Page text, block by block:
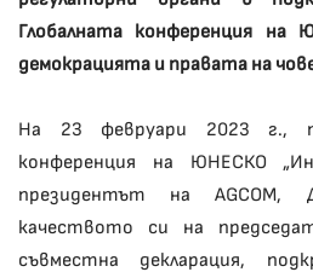
Глобалната конференция
демокрацията и правата на
На 23 февруари 2023 г.,
конференция на ЮНЕСКО
президентът на AGCOM,
качеството си на
съвместна декларация,